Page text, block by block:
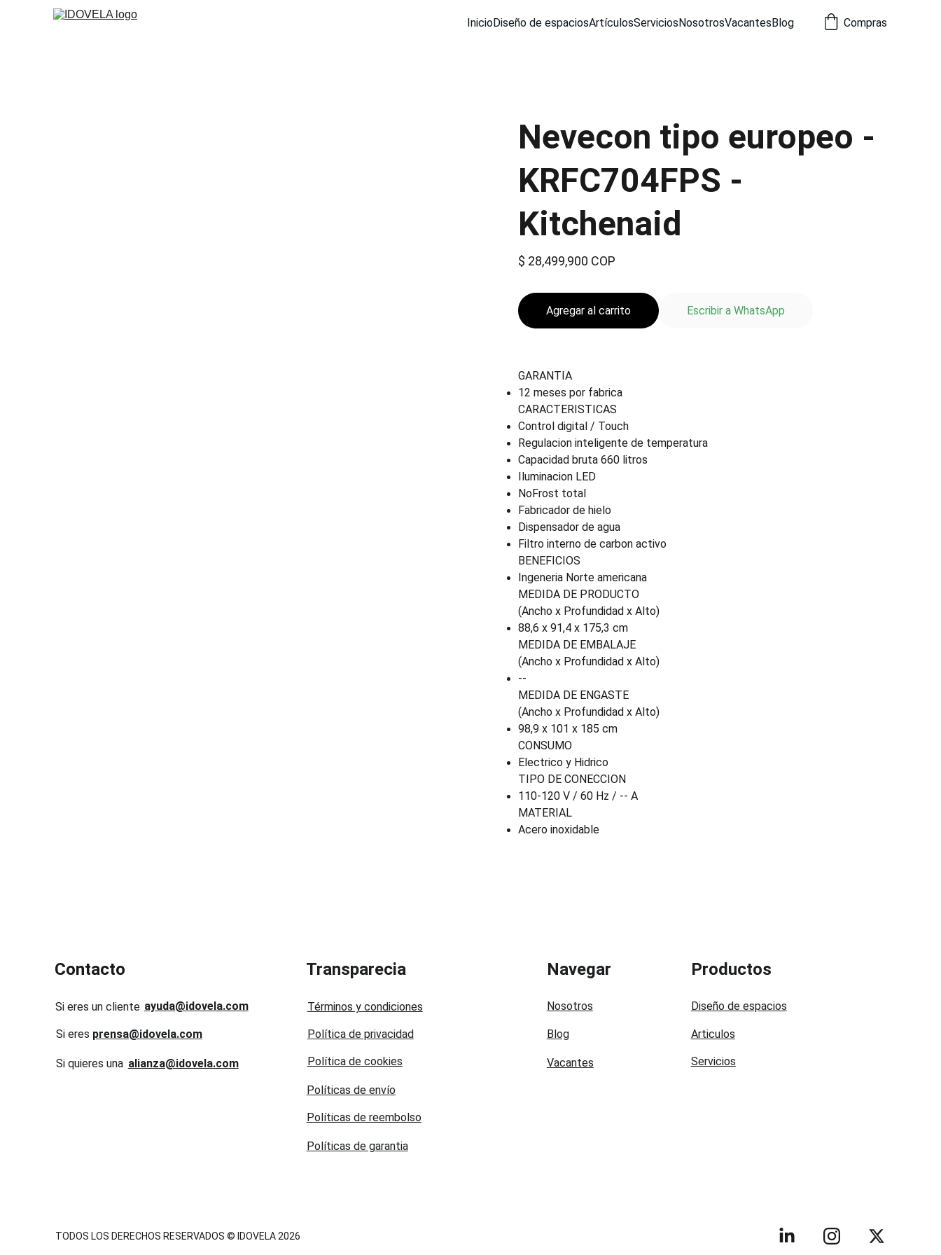
InicioDiseño de espaciosArtículosServiciosNosotrosVacantesBlog Compras
Nevecon tipo europeo -
KRFC704FPS -
Kitchenaid
$ 28,499,900 COP
Agregar al carrito Escribir a WhatsApp
GARANTIA
12 meses por fabrica
CARACTERISTICAS
Control digital / Touch
Regulacion inteligente de temperatura
Capacidad bruta 660 litros
Iluminacion LED
NoFrost total
Fabricador de hielo
Dispensador de agua
Filtro interno de carbon activo
BENEFICIOS
Ingeneria Norte americana
MEDIDA DE PRODUCTO
(Ancho x Profundidad x Alto)
88,6 x 91,4 x 175,3 cm
MEDIDA DE EMBALAJE
(Ancho x Profundidad x Alto)
--
MEDIDA DE ENGASTE
(Ancho x Profundidad x Alto)
98,9 x 101 x 185 cm
CONSUMO
Electrico y Hidrico
TIPO DE CONECCION
110-120 V / 60 Hz / -- A
MATERIAL
Acero inoxidable
Contacto
Si eres un cliente
TODOS LOS DERECHOS RESERVADOS © IDOVELA 2026
prensa@idovela.com
Si eres
ayuda@idovela.com
Si quieres una alianza@idovela.com
Transparecia
Política de privacidad
Políticas de envío
Navegar
Nosotros
Blog
Vacantes
Productos
Diseño de espacios
Articulos
Servicios
Política de cookies
Políticas de reembolso
Términos y condiciones
Políticas de garantia